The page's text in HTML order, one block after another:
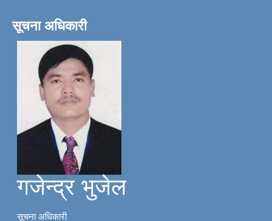
सूचना अधिकारी
गजेन्द्र भुजेल
सूचना अधिकारी